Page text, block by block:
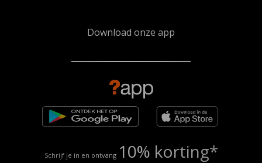
Download onze app
Schrijf je in en ontvang 10% korting*